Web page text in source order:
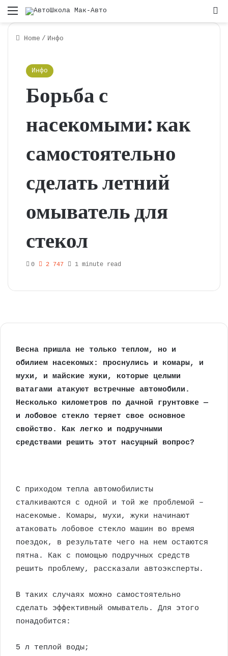
Menu
Home / Инфо
Инфо
Борьба с
насекомыми: как
самостоятельно
сделать летний
омыватель для
стекол
0 2 747 1 minute read
Весна пришла не только теплом, но и
обилием насекомых: проснулись и комары, и
мухи, и майские жуки, которые целыми
ватагами атакуют встречные автомобили.
Несколько километров по дачной грунтовке —
и лобовое стекло теряет свое основное
свойство. Как легко и подручными
средствами решить этот насущный вопрос?
С приходом тепла автомобилисты
сталкиваются с одной и той же проблемой –
насекомые. Комары, мухи, жуки начинают
атаковать лобовое стекло машин во время
поездок, в результате чего на нем остаются
пятна. Как с помощью подручных средств
решить проблему, рассказали автоэксперты.
В таких случаях можно самостоятельно
сделать эффективный омыватель. Для этого
понадобится:
5 л теплой воды;